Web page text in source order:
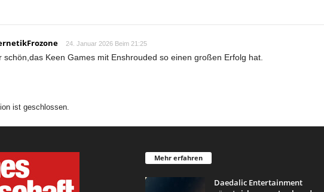
24. Januar 2026 Beim 21:25
schön,das Keen Games mit Enshrouded so einen großen Erfolg hat.
ist geschlossen.
Mehr erfahren
Daedalic Entertainment